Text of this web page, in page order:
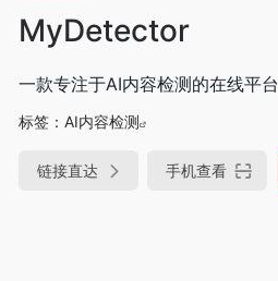
MyDetector
一款专注于AI内容检测的在线平台
标签： AI内容检测
链接直达 手机查看